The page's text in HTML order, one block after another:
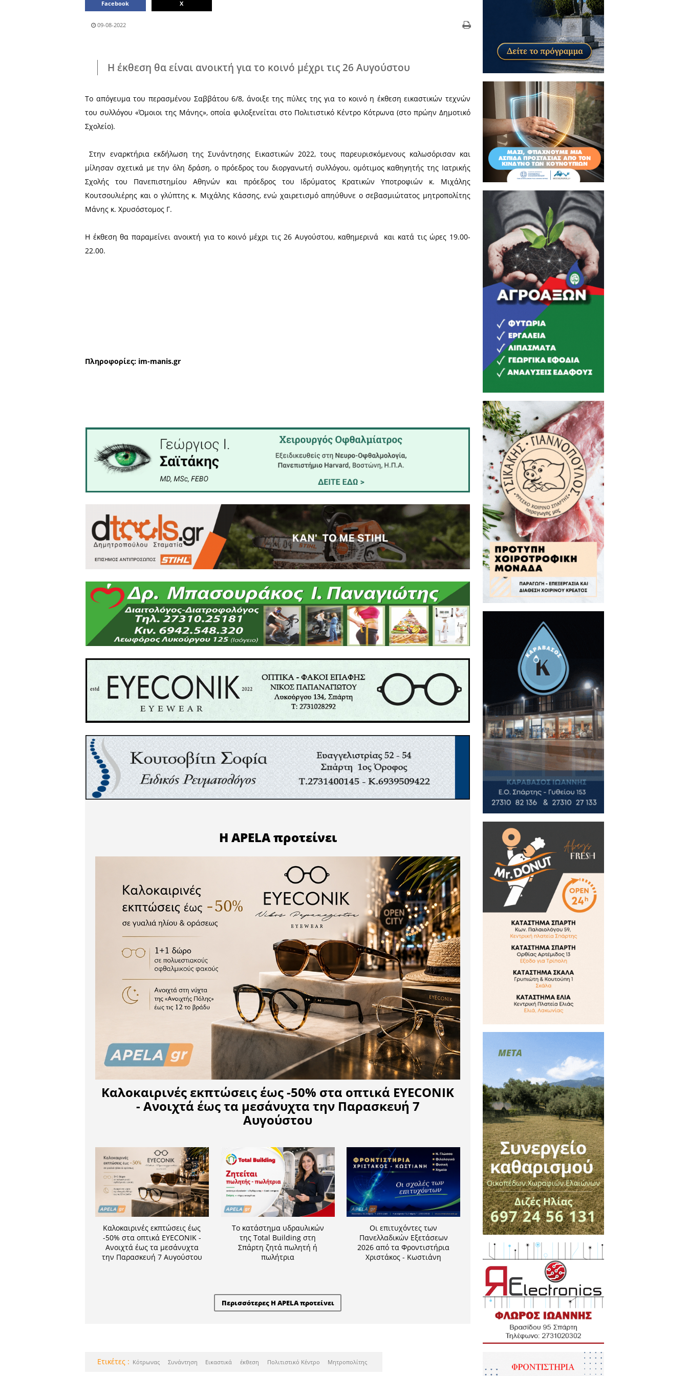
Μοιράσου το άρθρο:
09-08-2022
Η έκθεση θα είναι ανοικτή για το κοινό μέχρι τις 26 Αυγούστου
Το απόγευμα του περασμένου Σαββάτου 6/8, άνοιξε της πύλες της για το κοινό η έκθεση εικαστικών τεχνών
του συλλόγου «Όμοιοι της Μάνης», οποία φιλοξενείται στο Πολιτιστικό Κέντρο Κότρωνα (στο πρώην Δημοτικό
Στην εναρκτήρια εκδήλωση της Συνάντησης Εικαστικών 2022, τους παρευρισκόμενους καλωσόρισαν και
μίλησαν σχετικά με την όλη δράση, ο πρόεδρος του διοργανωτή συλλόγου, ομότιμος καθηγητής της Ιατρικής
Σχολής του Πανεπιστημίου Αθηνών και πρόεδρος του Ιδρύματος Κρατικών Υποτροφιών κ. Μιχάλης
Κουτσουλιέρης και ο γλύπτης κ. Μιχάλης Κάσσης, ενώ χαιρετισμό απηύθυνε ο σεβασμιώτατος μητροπολίτης
Η έκθεση θα παραμείνει ανοικτή για το κοινό μέχρι τις 26 Αυγούστου, καθημερινά και κατά τις ώρες 19.00-
Η APELA προτείνει